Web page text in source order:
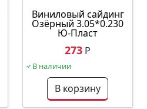
Виниловый сайдинг
Озёрный 3.05*0.230
Ю-Пласт
273 Р
В наличии
В корзину